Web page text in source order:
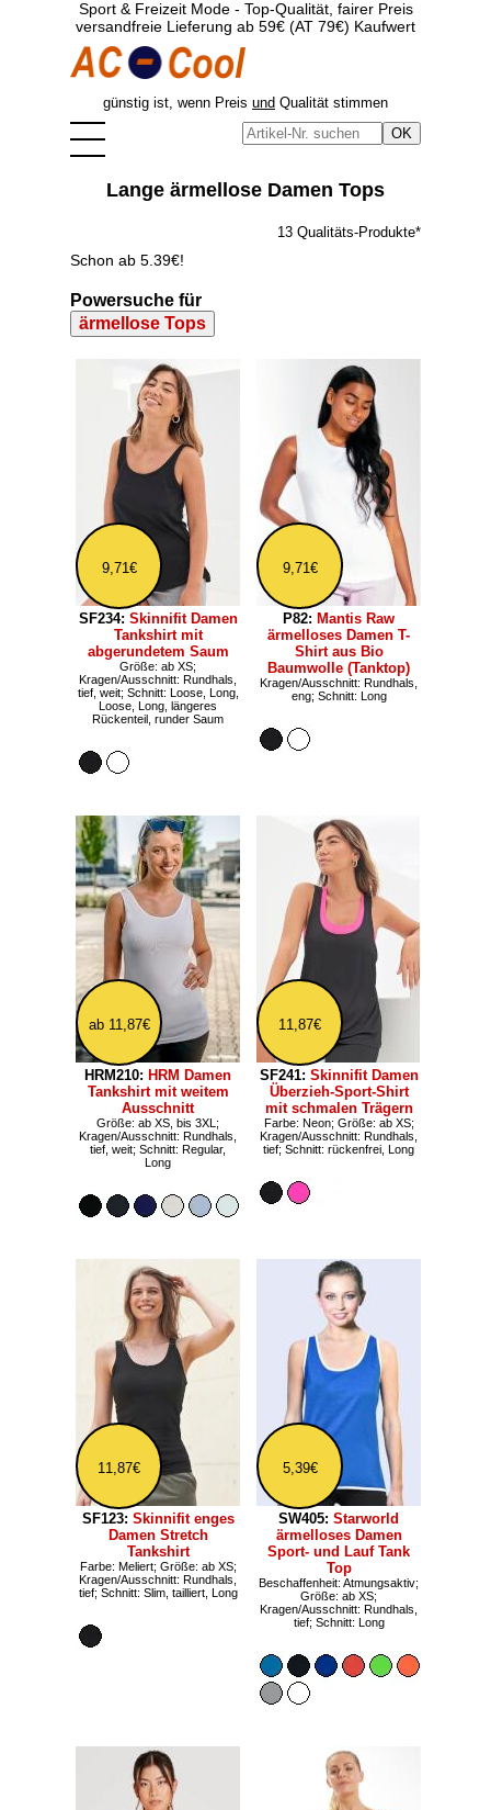
Sport & Freizeit Mode - Top-Qualität, fairer Preis
versandfreie Lieferung ab 59€ (AT 79€) Kaufwert
günstig ist, wenn Preis und Qualität stimmen
Lange ärmellose Damen Tops
13 Qualitäts-Produkte*
Schon ab 5.39€!
Powersuche für
ärmellose Tops
9,71€
SF234: Skinnifit Damen
Tankshirt mit
abgerundetem Saum
Größe: ab XS;
Kragen/Ausschnitt: Rundhals,
tief, weit; Schnitt: Loose, Long,
Loose, Long, längeres
Rückenteil, runder Saum
9,71€
P82: Mantis Raw
ärmelloses Damen T-
Shirt aus Bio
Baumwolle (Tanktop)
Kragen/Ausschnitt: Rundhals,
eng; Schnitt: Long
ab 11,87€
HRM210: HRM Damen
Tankshirt mit weitem
Ausschnitt
Größe: ab XS, bis 3XL;
Kragen/Ausschnitt: Rundhals,
tief, weit; Schnitt: Regular,
Long
11,87€
SF241: Skinnifit Damen
Überzieh-Sport-Shirt
mit schmalen Trägern
Farbe: Neon; Größe: ab XS;
Kragen/Ausschnitt: Rundhals,
tief; Schnitt: rückenfrei, Long
11,87€
SF123: Skinnifit enges
Damen Stretch
Tankshirt
Farbe: Meliert; Größe: ab XS;
Kragen/Ausschnitt: Rundhals,
tief; Schnitt: Slim, tailliert, Long
5,39€
SW405: Starworld
ärmelloses Damen
Sport- und Lauf Tank
Top
Beschaffenheit: Atmungsaktiv;
Größe: ab XS;
Kragen/Ausschnitt: Rundhals,
tief; Schnitt: Long